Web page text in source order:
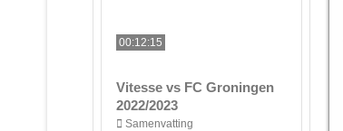
00:12:15
Vitesse vs FC Groningen
2022/2023
Samenvatting